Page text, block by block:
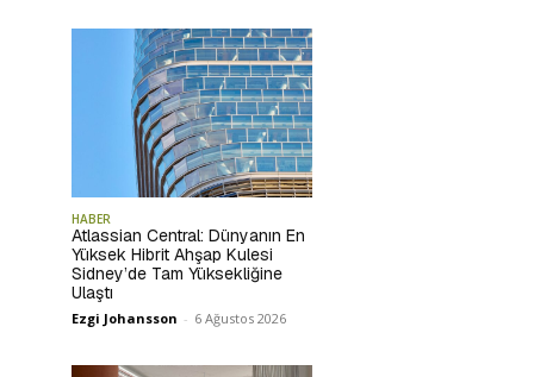
HABER
Atlassian Central: Dünyanın En
Yüksek Hibrit Ahşap Kulesi
Sidney’de Tam Yüksekliğine
Ulaştı
Ezgi Johansson - 6 Ağustos 2026